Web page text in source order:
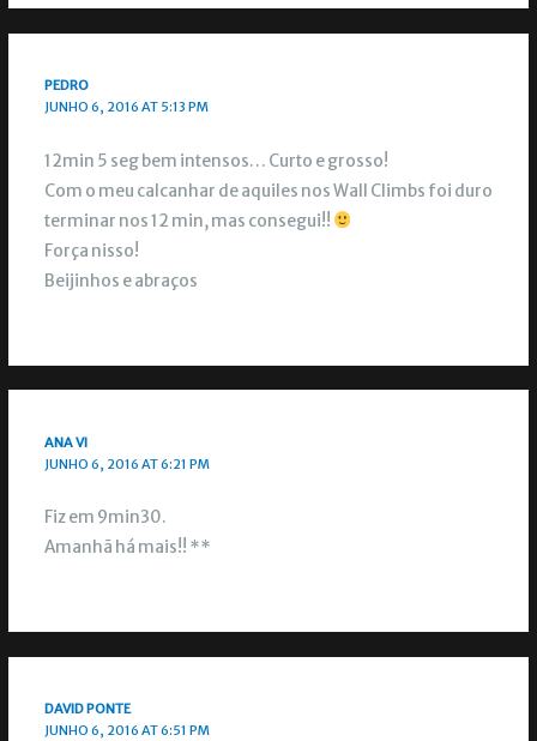
PEDRO
JUNHO 6, 2016 AT 5:13 PM
12min 5 seg bem intensos… Curto e grosso!
Com o meu calcanhar de aquiles nos Wall Climbs foi duro
terminar nos 12 min, mas consegui!!
Força nisso!
Beijinhos e abraços
ANA VI
JUNHO 6, 2016 AT 6:21 PM
Fiz em 9min30.
Amanhã há mais!! **
DAVID PONTE
JUNHO 6, 2016 AT 6:51 PM